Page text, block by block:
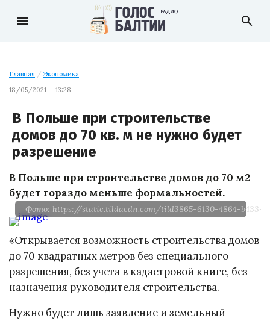
menu search
Главная / Экономика
18/05/2021 — 13:28
В Польше при строительстве
домов до 70 кв. м не нужно будет
разрешение
В Польше при строительстве домов до 70 м2
будет гораздо меньше формальностей.
Фото: https://static.tildacdn.com/tild3865-6130-4864-b433-
«Открывается возможность строительства домов
до 70 квадратных метров без специального
разрешения, без учета в кадастровой книге, без
назначения руководителя строительства.
Нужно будет лишь заявление и земельный